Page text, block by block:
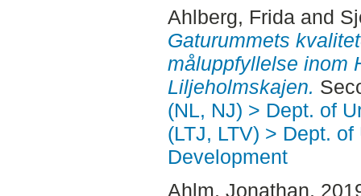
Ahlberg, Fridaand
Gaturummets
måluppfyllelse inom
Liljeholmskajen.
(NL, NJ) > Dept. of
(LTJ, LTV) > Dept.
Development
Ahlm, Jonathan,